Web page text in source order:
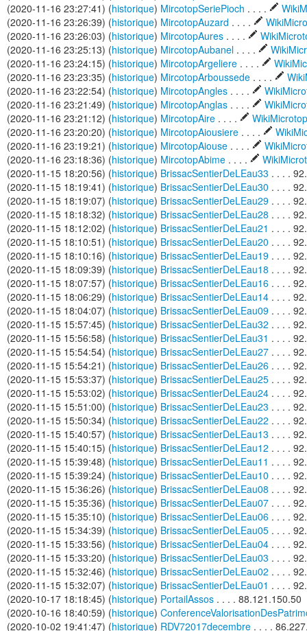
(2020-11-16 23:27:41) (historique) MircotopSeriePioch . . . .
(2020-11-16 23:26:39) (historique) MircotopAuzard . . . .
(2020-11-16 23:26:03) (historique) MircotopAures . . . .
(2020-11-16 23:25:13) (historique) MircotopAubanel . . . .
(2020-11-16 23:24:15) (historique) MircotopArgeliere . . . .
(2020-11-16 23:23:35) (historique) MircotopArboussede . . . .
(2020-11-16 23:22:54) (historique) MircotopAngles . . . .
(2020-11-16 23:21:49) (historique) MircotopAnglas . . . .
(2020-11-16 23:21:12) (historique) MircotopAire . . . .
(2020-11-16 23:20:20) (historique) MircotopAiousiere . . . .
(2020-11-16 23:19:21) (historique) MircotopAiouse . . . .
(2020-11-16 23:18:36) (historique) MircotopAbime . . . .
(2020-11-15 18:20:56) (historique) BrissacSentierDeLEau33 . . . .
(2020-11-15 18:19:41) (historique) BrissacSentierDeLEau30 . . . .
(2020-11-15 18:19:07) (historique) BrissacSentierDeLEau29 . . . .
(2020-11-15 18:18:32) (historique) BrissacSentierDeLEau28 . . . .
(2020-11-15 18:12:02) (historique) BrissacSentierDeLEau21 . . . .
(2020-11-15 18:10:51) (historique) BrissacSentierDeLEau20 . . . .
(2020-11-15 18:10:16) (historique) BrissacSentierDeLEau19 . . . .
(2020-11-15 18:09:39) (historique) BrissacSentierDeLEau18 . . . .
(2020-11-15 18:07:57) (historique) BrissacSentierDeLEau16 . . . .
(2020-11-15 18:06:29) (historique) BrissacSentierDeLEau14 . . . .
(2020-11-15 18:04:07) (historique) BrissacSentierDeLEau09 . . . .
(2020-11-15 15:57:45) (historique) BrissacSentierDeLEau32 . . . .
(2020-11-15 15:56:58) (historique) BrissacSentierDeLEau31 . . . .
(2020-11-15 15:54:54) (historique) BrissacSentierDeLEau27 . . . .
(2020-11-15 15:54:21) (historique) BrissacSentierDeLEau26 . . . .
(2020-11-15 15:53:37) (historique) BrissacSentierDeLEau25 . . . .
(2020-11-15 15:53:02) (historique) BrissacSentierDeLEau24 . . . .
(2020-11-15 15:51:00) (historique) BrissacSentierDeLEau23 . . . .
(2020-11-15 15:50:34) (historique) BrissacSentierDeLEau22 . . . .
(2020-11-15 15:40:57) (historique) BrissacSentierDeLEau13 . . . .
(2020-11-15 15:40:15) (historique) BrissacSentierDeLEau12 . . . .
(2020-11-15 15:39:48) (historique) BrissacSentierDeLEau11 . . . .
(2020-11-15 15:39:24) (historique) BrissacSentierDeLEau10 . . . .
(2020-11-15 15:36:26) (historique) BrissacSentierDeLEau08 . . . .
(2020-11-15 15:35:36) (historique) BrissacSentierDeLEau07 . . . .
(2020-11-15 15:35:10) (historique) BrissacSentierDeLEau06 . . . .
(2020-11-15 15:34:39) (historique) BrissacSentierDeLEau05 . . . .
(2020-11-15 15:33:56) (historique) BrissacSentierDeLEau04 . . . .
(2020-11-15 15:33:20) (historique) BrissacSentierDeLEau03 . . . .
(2020-11-15 15:32:46) (historique) BrissacSentierDeLEau02 . . . .
(2020-11-15 15:32:07) (historique) BrissacSentierDeLEau01 . . . .
(2020-10-17 18:18:45) (historique) PortailAssos . . . . 88.121.150.50
(2020-10-16 18:40:59) (historique)
(2020-10-02 19:41:47) (historique) RDV72017decembre . . . .